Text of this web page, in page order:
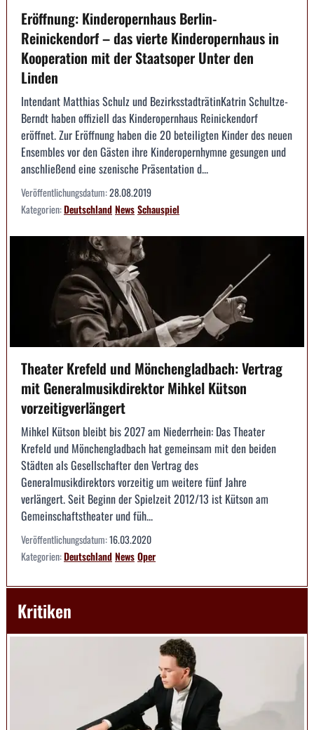
Eröffnung: Kinderopernhaus Berlin-
Reinickendorf – das vierte Kinderopernhaus in
Kooperation mit der Staatsoper Unter den
Linden
Intendant Matthias Schulz und BezirksstadträtinKatrin Schultze-
Berndt haben offiziell das Kinderopernhaus Reinickendorf
eröffnet. Zur Eröffnung haben die 20 beteiligten Kinder des neuen
Ensembles vor den Gästen ihre Kinderopernhymne gesungen und
anschließend eine szenische Präsentation d...
Veröffentlichungsdatum:28.08.2019
Kategorien:DeutschlandNewsSchauspiel
Theater Krefeld und Mönchengladbach: Vertrag
mit Generalmusikdirektor Mihkel Kütson
vorzeitigverlängert
Mihkel Kütson bleibt bis 2027 am Niederrhein: Das Theater
Krefeld und Mönchengladbach hat gemeinsam mit den beiden
Städten als Gesellschafter den Vertrag des
Generalmusikdirektors vorzeitig um weitere fünf Jahre
verlängert. Seit Beginn der Spielzeit 2012/13 ist Kütson am
Gemeinschaftstheater und füh...
Veröffentlichungsdatum:16.03.2020
Kategorien:DeutschlandNewsOper
Kritiken